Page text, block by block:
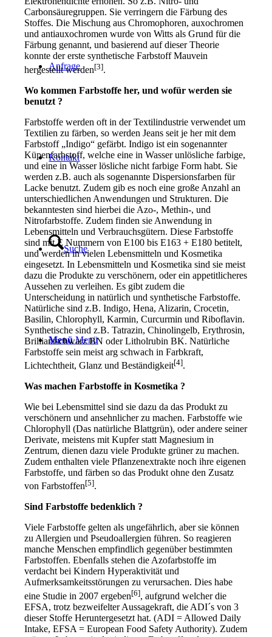
Anfrage
Kontakt
Suche
Menü Menü
Carbonsäuregruppen. Sie verringern die Färbung des
Stoffes. Die Mischung aus Chromophoren, auxochromen
und antiauxochromen wurde von Witts als Grund für die
Färbung genannt, und basierend auf dieser Theorie
konnte der erste synthetische Farbstoff Mauvein
hergestellt werden[3].
Wo kommen Farbstoffe her, und wofür werden sie
benutzt ?
Farbstoffe werden oft in der Textilindustrie verwendet um
Textilien zu färben, so werden Jeans seit je her mit dem
Farbstoff „Indigo“ gefärbt. Indigo ist ein sogenannter
Küpenfarbstoff, welche eine in Wasser unlösliche farbige,
und eine in Wasser lösliche nicht farbige Form habt. Sie
werden z.B. auch als sogenannte Dispersionsfarben für
Lacke benutzt. Zudem gib es noch eine große Anzahl an
unterschiedlichen Anwendungen und Strukturen. Die
bekanntesten sind hierbei die Azo-, Methin-, und
Nitrofarbstoffe. Zudem finden sie Anwendung in
Lebensmitteln und Verbrauchsgütern. Diese Farbstoffe
sind mit E Nummern von E100 bis E163 + E180 betitelt,
und werden in vielen Lebensmitteln und Kosmetika
eingesetzt. In Lebensmitteln und Kosmetika sind sie meist
dazu die Produkte zu verschönern, oder ein appetitlicheres
Aussehen zu verleihen. Es gibt zudem die
Unterscheidung in natürlich und synthetische Farbstoffe.
Natürliche sind z.B. Indigo, Hena, Alizarin, Crocetin,
Basilin, Chlorophyll, Karmin, Curcurmin und Riboflavin.
Synthetische sind z.B. Tatrazin, Chinolingelb, Erythrosin,
Brilliantschwarz BN oder Litholrubin BK. Natürliche
Farbstoffe sein meist arg schwach in Farbkraft,
Lichtechtheit, Glanz und Beständigkeit[4].
Was machen Farbstoffe in Kosmetika ?
Wie bei Lebensmittel sind sie dazu da das Produkt zu
verschönern und ansehnlicher zu machen. Farbstoffe wie
Chlorophyll (Das natürliche Blattgrün), oder andere seiner
Derivate, meistens mit Kupfer statt Magnesium in
Zentrum, dienen dazu viele Produkte grüner zu machen.
Zudem enthalten viele Pflanzenextrakte noch ihre eigenen
Farbstoffe, und färben so das Produkt ohne den Zusatz
von Farbstoffen[5].
Sind Farbstoffe bedenklich ?
Viele Farbstoffe gelten als ungefährlich, aber sie können
zu Allergien und Pseudoallergien führen. So reagieren
manche Menschen empfindlich gegenüber bestimmten
Farbstoffen. Ebenfalls stehen die Azofarbstoffe im
verdacht bei Kindern Hyperaktivität und
Aufmerksamkeitsstörungen zu verursachen. Dies habe
eine Studie in 2007 ergeben[6], aufgrund welcher die
EFSA, trotz bezweifelter Aussagekraft, die ADI´s von 3
dieser Stoffe Heruntergesetzt hat. (ADI = Allowed Daily
Intake, EFSA = European Food Safety Authority). Zudem